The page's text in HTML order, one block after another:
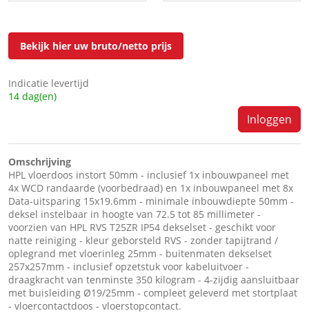
Bekijk hier uw bruto/netto prijs
Indicatie levertijd
14 dag(en)
Inloggen
Omschrijving
HPL vloerdoos instort 50mm - inclusief 1x inbouwpaneel met
4x WCD randaarde (voorbedraad) en 1x inbouwpaneel met 8x
Data-uitsparing 15x19.6mm - minimale inbouwdiepte 50mm -
deksel instelbaar in hoogte van 72.5 tot 85 millimeter -
voorzien van HPL RVS T25ZR IP54 dekselset - geschikt voor
natte reiniging - kleur geborsteld RVS - zonder tapijtrand /
oplegrand met vloerinleg 25mm - buitenmaten dekselset
257x257mm - inclusief opzetstuk voor kabeluitvoer -
draagkracht van tenminste 350 kilogram - 4-zijdig aansluitbaar
met buisleiding Ø19/25mm - compleet geleverd met stortplaat
- vloercontactdoos - vloerstopcontact.